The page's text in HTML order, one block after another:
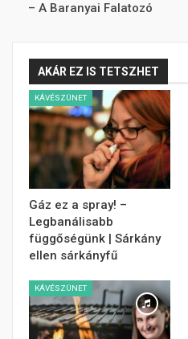
– A Baranyai Falatozó
AKÁR EZ IS TETSZHET
KÁVÉSZÜNET
Gáz ez a spray! –
Legbanálisabb
függőségünk | Sárkány
ellen sárkányfű
KÁVÉSZÜNET